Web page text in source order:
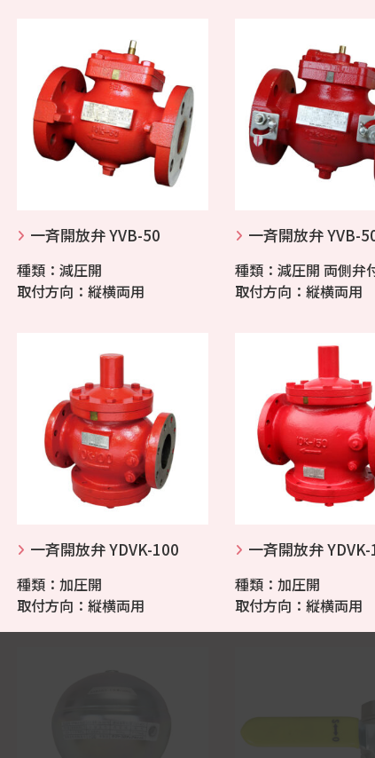
一斉開放弁 YVB-50
種類：減圧開
取付方向：縦横両用
一斉開放弁 YVB-
種類：減圧開 両側弁
取付方向：縦横両用
一斉開放弁 YDVK-100
種類：加圧開
取付方向：縦横両用
一斉開放弁
種類：加圧開
取付方向：縦横両用